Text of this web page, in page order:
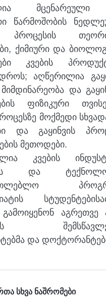
წარმოშობის
პროცესის
ქიმიური და
კვების
აღწერილია
და
ფიზიკური
მოქმედი
და გაყინვის
მეთოდები.
კვების
და
აგრეთვე
და
სხვა ნაშრომები